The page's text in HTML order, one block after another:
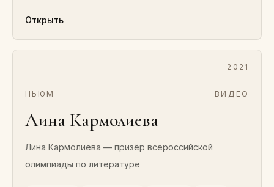
Открыть
2021
НЬЮМ ВИДЕО
Лина Кармолиева
Лина Кармолиева — призёр всероссийской
олимпиады по литературе